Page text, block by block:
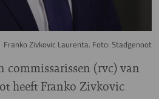
Franko Zivkovic Laurenta. Foto: Stadgenoot
commissarissen (rvc) van
heeft Franko Zivkovic